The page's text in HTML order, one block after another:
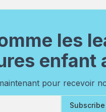
les
enfant
pour recevoir
Subscribe